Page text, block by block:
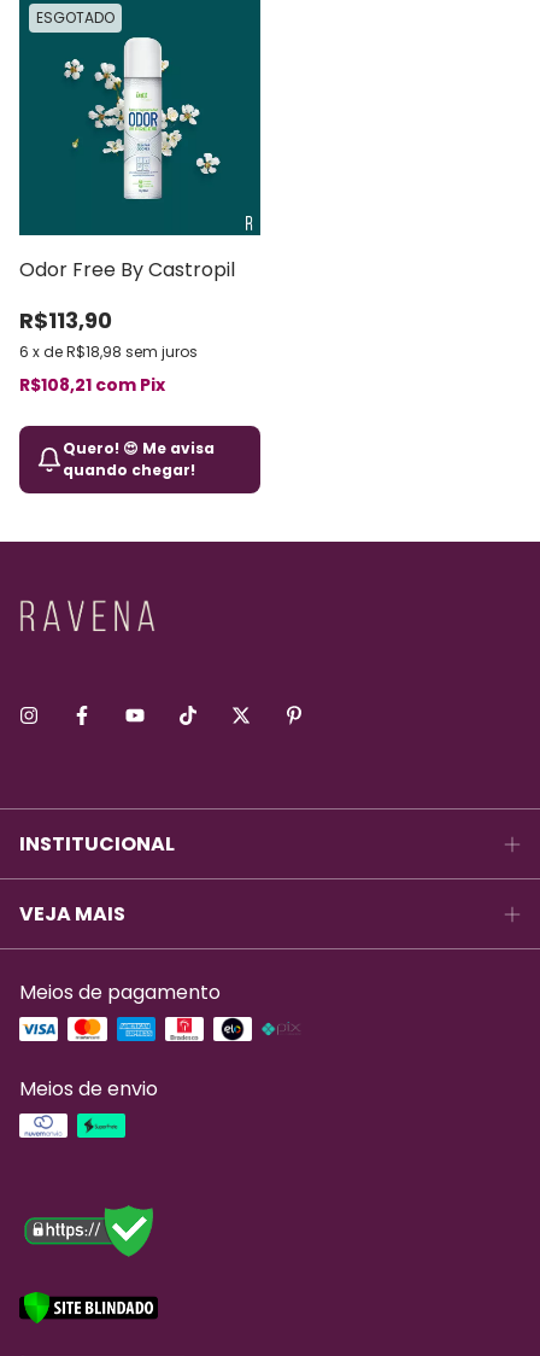
ESGOTADO
Odor Free By Castropil
R$113,90
6 xdeR$18,98 sem juros
R$108,21 com Pix
Quero! 😍 Me avisa
quando chegar!
INSTITUCIONAL
VEJA MAIS
Meios de pagamento
Meios de envio